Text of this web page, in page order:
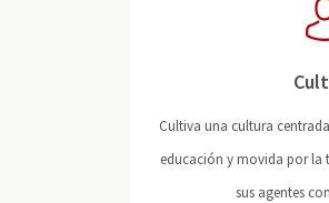
Cultiva una cultura
educación y movida por la
sus agentes